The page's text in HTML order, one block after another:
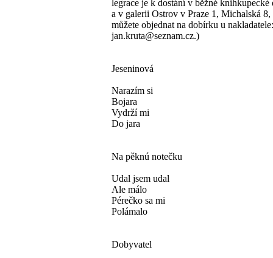
legrace je k dostání v běžné knihkupecké
a v galerii Ostrov v Praze 1, Michalská
můžete objednat na dobírku u nakladatele:
jan.kruta@seznam.cz.)
Jeseninová
Narazím si
Bojara
Vydrží mi
Do jara
Na pěknú notečku
Udal jsem udal
Ale málo
Pérečko sa mi
Polámalo
Dobyvatel